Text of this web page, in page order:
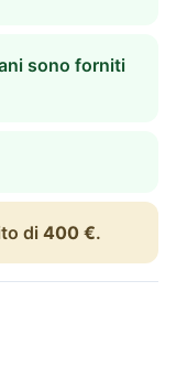
sono forniti
di 400 €.